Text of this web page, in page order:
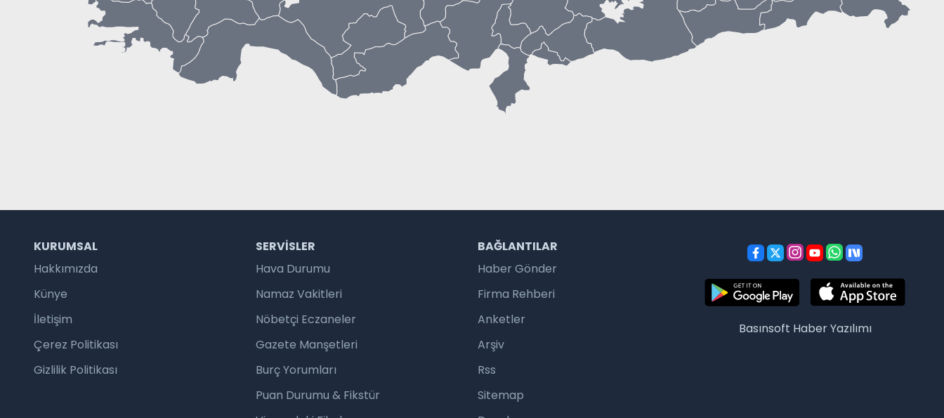
KURUMSAL
Hakkımızda
Künye
İletişim
Çerez Politikası
Gizlilik Politikası
SERVISLER
Hava Durumu
Namaz Vakitleri
Nöbetçi Eczaneler
Gazete Manşetleri
Burç Yorumları
Puan Durumu & Fikstür
BAĞLANTILAR
Haber Gönder
Firma Rehberi
Anketler
Arşiv
Rss
Sitemap
Basınsoft Haber Yazılımı